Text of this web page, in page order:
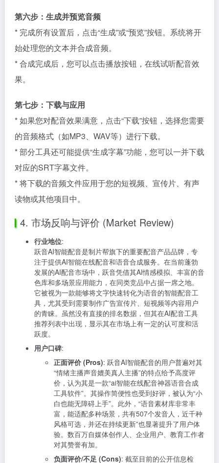
第六步：生成并预览音频
* 完成所有设置后，点击“生成”或“预览”按钮。系统将开
始处理您的文本并合成音频。
* 合成完成后，您可以点击播放按钮，在线试听配音效
果。
第七步：下载与应用
* 如果您对配音效果满意，点击“下载”按钮，选择您需要
的音频格式（如MP3、WAV等）进行下载。
* 部分工具还可能提供“生成字幕”功能，您可以一并下载
对应的SRT字幕文件。
* 将下载的音频文件应用于您的短视频、宣传片、有声
读物或其他项目中。
4. 市场反响与评价 (Market Review)
行业地位:
跃音AI智能配音是制片帮旗下的重要配音产品品牌，专
注于提供AI智能在线配音和语音合成服务。在当前蓬勃
发展的AI配音市场中，跃音凭借其AI情感模拟、丰富的音
色库和多场景应用能力，在同类竞品中占据一席之地。
它被视为一款能够将文字快速转化为语音的智能配音工
具，尤其受到需要制作广告宣传片、短视频等内容用户
的青睐。虽然没有直接的排名数据，但其在AI配音工具
推荐列表中出现，显示其在市场上有一定的认可度和活
跃度。
用户口碑:
正面评价 (Pros): 跃音AI智能配音的用户普遍对其
“情绪主播声音媲美真人主播”的特点给予高度评
价，认为其是一款“ai智能在线配音神器语音合成
工具软件”。其操作简便性也受到好评，被认为“小
白也能无障碍上手”。此外，“语音素材库非常丰
富，能适配多种场景，共有507个发音人，近千种
风格可选，并还在持续更新”也显著提升了用户体
验。数百万自媒体创作人、企业用户、教育工作者
对其赞誉有加。
负面评价/不足 (Cons): 截至目前的公开信息检